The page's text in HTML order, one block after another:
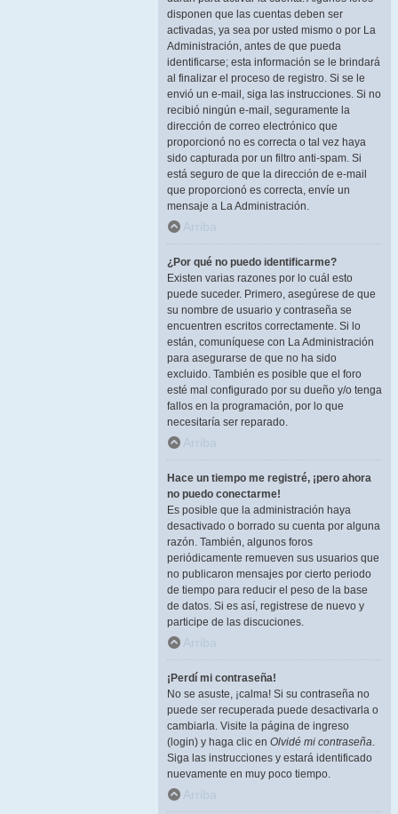
disponen que las cuentas deben ser
activadas, ya sea por usted mismo o por La
Administración, antes de que pueda
identificarse; esta información se le brindará
al finalizar el proceso de registro. Si se le
envió un e-mail, siga las instrucciones. Si no
recibió ningún e-mail, seguramente la
dirección de correo electrónico que
proporcionó no es correcta o tal vez haya
sido capturada por un filtro anti-spam. Si
está seguro de que la dirección de e-mail
que proporcionó es correcta, envíe un
mensaje a La Administración.
Arriba
¿Por qué no puedo identificarme?
Existen varias razones por lo cuál esto
puede suceder. Primero, asegúrese de que
su nombre de usuario y contraseña se
encuentren escritos correctamente. Si lo
están, comuníquese con La Administración
para asegurarse de que no ha sido
excluido. También es posible que el foro
esté mal configurado por su dueño y/o tenga
fallos en la programación, por lo que
necesitaría ser reparado.
Arriba
Hace un tiempo me registré, ¡pero ahora
no puedo conectarme!
Es posible que la administración haya
desactivado o borrado su cuenta por alguna
razón. También, algunos foros
periódicamente remueven sus usuarios que
no publicaron mensajes por cierto periodo
de tiempo para reducir el peso de la base
de datos. Si es así, registrese de nuevo y
participe de las discuciones.
Arriba
¡Perdí mi contraseña!
No se asuste, ¡calma! Si su contraseña no
puede ser recuperada puede desactivarla o
cambiarla. Visite la página de ingreso
(login) y haga clic en Olvidé mi contraseña.
Siga las instrucciones y estará identificado
nuevamente en muy poco tiempo.
Arriba